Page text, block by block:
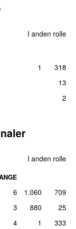
I anden rolle
1
318
13
2
I anden rolle
6 1.060
709
3 880
25
4 1
333